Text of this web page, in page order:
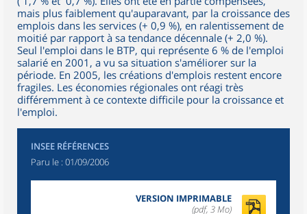
mais plus faiblement qu'auparavant, par la croissance des
emplois dans les services (+ 0,9 %), en ralentissement de
moitié par rapport à sa tendance décennale (+ 2,0 %).
Seul l'emploi dans le BTP, qui représente 6 % de l'emploi
salarié en 2001, a vu sa situation s'améliorer sur la
période. En 2005, les créations d'emplois restent encore
fragiles. Les économies régionales ont réagi très
différemment à ce contexte difficile pour la croissance et
l'emploi.
INSEE RÉFÉRENCES
Paru le : 01/09/2006
VERSION IMPRIMABLE
(pdf, 3 Mo)